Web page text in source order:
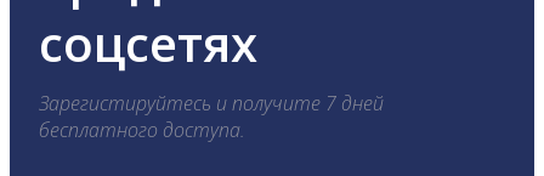
соцсетях
Зарегистируйтесь и получите 7 дней
бесплатного доступа.